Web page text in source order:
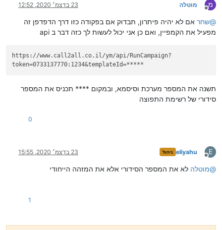
מ
מנותק
מוטלה 23 בדצמ׳ 2020, 12:52
@שחר אם לא יהיה פיתרון, תבדוק אם בפקודה כזו דרך הדפדפן זה
מפעיל את הקמפיין, ואם כן אני יכול לעשות לך כזה דבר ב api
https://www.call2all.co.il/ym/api/RunCampaign?
token=0733137770:1234&templateId=*****
תשנה את המספר מערכת וסיסמא, ובמקום **** תכניס את המספר
סידורי של רשימת התפוצה
0
E
מנותק
eliyahu ניהול 23 בדצמ׳ 2020, 15:55
@מוטלה לא את המספר הסידורי אלא את המזהה הייחודי
1